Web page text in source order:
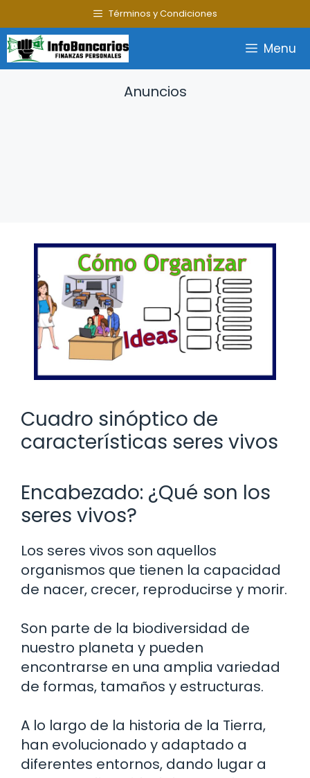
al
contenido
Términos y Condiciones
Menu
Anuncios
Cuadro sinóptico de
características seres vivos
Encabezado: ¿Qué son los
seres vivos?
Los seres vivos son aquellos
organismos que tienen la capacidad
de nacer, crecer, reproducirse y morir.
Son parte de la biodiversidad de
nuestro planeta y pueden
encontrarse en una amplia variedad
de formas, tamaños y estructuras.
A lo largo de la historia de la Tierra,
han evolucionado y adaptado a
diferentes entornos, dando lugar a